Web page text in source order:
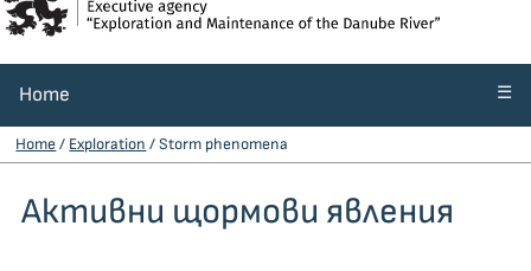
Home ☰
Home/ Exploration / Storm phenomena
Aктивни щормови явления